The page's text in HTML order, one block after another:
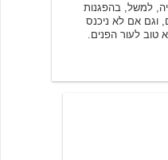
למשל, בהפגנות
וגם אם לא ניכנס
טוב לעור הפנים.